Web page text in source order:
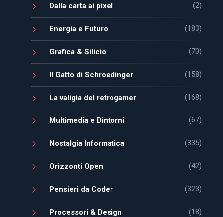
Dalla carta ai pixel (2)
Energia e Futuro (183)
Grafica & Silicio (70)
Il Gatto di Schroedinger (158)
La valigia del retrogamer (168)
Multimedia e Dintorni (67)
Nostalgia Informatica (335)
Orizzonti Open (42)
Pensieri da Coder (323)
Processori & Design (18)